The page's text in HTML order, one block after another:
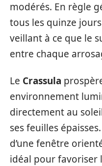
modérés. En règle
tous les quinze
veillant à ce que le
entre chaque
Le Crassula
environnement
directement au
ses feuilles
d’une fenêtre
idéal pour favoriser